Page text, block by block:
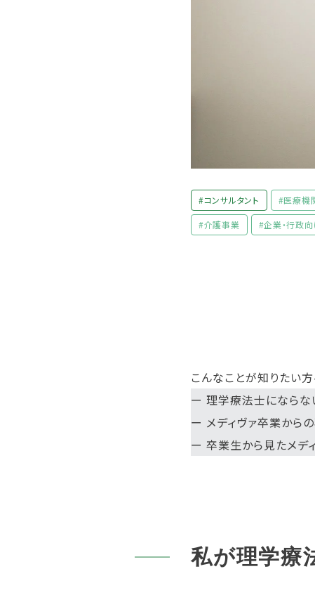
#コンサルタント #医療機
#介護事業 #企業・行政
こんなことが知りたい
ー 理学療法士にならな
ー メディヴァ卒業から
ー 卒業生から見たメデ
私が理学療